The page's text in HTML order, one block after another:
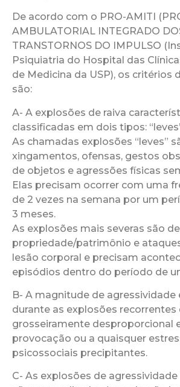
De acordo com o PRO-AMITI
AMBULATORIAL INTEGRADO
TRANSTORNOS DO IMPULSO
Psiquiatria do Hospital das
de Medicina da USP), os critérios
são:
A- A explosões de raiva
classificadas em dois tipos:
As chamadas explosões “leves”
xingamentos, ofensas, gestos
de objetos e agressões físicas
Elas precisam ocorrer com uma
de 2 vezes na semana por um
3 meses.
As explosões mais severas são
propriedade/patrimônio e
lesão corporal e precisam
episódios dentro do período de
B- A magnitude de agressividade
durante as explosões recorrentes
grosseiramente desproporcional
provocação ou a quaisquer
psicossociais precipitantes.
C- As explosões de